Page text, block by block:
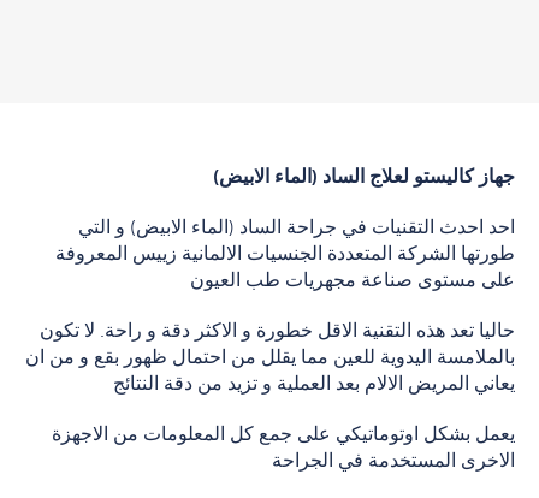
جهاز كاليستو لعلاج الساد (الماء الابيض)
احد احدث التقنيات في جراحة الساد (الماء الابيض) و التي
طورتها الشركة المتعددة الجنسيات الالمانية زييس المعروفة
على مستوى صناعة مجهريات طب العيون
حاليا تعد هذه التقنية الاقل خطورة و الاكثر دقة و راحة. لا تكون
بالملامسة اليدوية للعين مما يقلل من احتمال ظهور بقع و من ان
يعاني المريض الالام بعد العملية و تزيد من دقة النتائج
يعمل بشكل اوتوماتيكي على جمع كل المعلومات من الاجهزة
الاخرى المستخدمة في الجراحة